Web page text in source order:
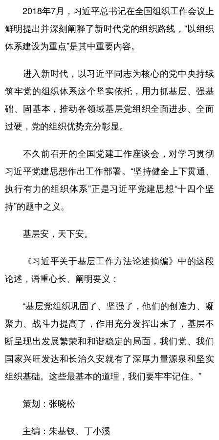
2018年7月，习近平总书记在全国组织工作会议上
鲜明提出并深刻阐释了新时代党的组织路线，“以组织
体系建设为重点”是其中重要内容。
进入新时代，以习近平同志为核心的党中央持续
筑牢党的组织体系这个坚实依托，用力抓基层、强基
础、固基本，推动各领域基层党组织全面进步、全面
过硬，党的组织优势充分彰显。
不久前召开的全国党建工作座谈会，对学习贯彻
习近平党建思想作出工作部署。“坚持健全上下贯通、
执行有力的组织体系”正是习近平党建思想“十四个坚
持”的题中之义。
基层安，天下安。
《习近平关于基层工作方法论述摘编》中的这段
论述，语重心长、阐明要义：
“基层党组织巩固了、坚强了，他们的创造力、凝
聚力、战斗力提高了，作用充分发挥出来了，基层不
断呈现出发展繁荣和和谐稳定的局面，我们党、我们
国家兴旺发达和长治久安就有了深厚力量源泉和坚实
组织基础。这些最基本的道理，我们要牢牢记住。”
策划：张晓松
主编：朱基钗、丁小溪